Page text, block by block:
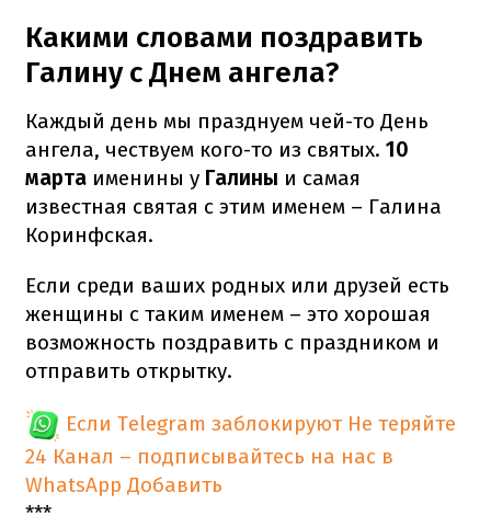
Какими словами поздравить
Галину с Днем ангела?
Каждый день мы празднуем чей-то День
ангела, чествуем кого-то из святых. 10
марта именины у Галины и самая
известная святая с этим именем – Галина
Коринфская.
Если среди ваших родных или друзей есть
женщины с таким именем – это хорошая
возможность поздравить с праздником и
отправить открытку.
Если Telegram заблокируют Не теряйте
24 Канал – подписывайтесь на нас в
WhatsApp Добавить
***